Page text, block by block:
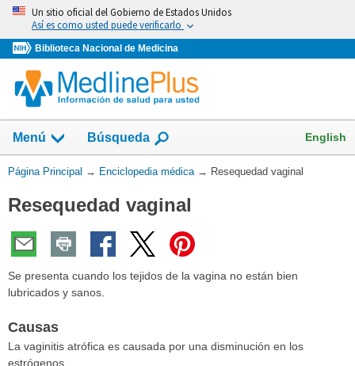
Omita
vaya
al
Contenido
Un sitio oficial del Gobierno de Estados Unidos
Así es como usted puede verificarlo
Biblioteca Nacional de Medicina
Menú Búsqueda English
Usted
aquí:
Página Principal → Enciclopedia médica → Resequedad vaginal
Resequedad vaginal
Se presenta cuando los tejidos de la vagina no están bien
lubricados y sanos.
Causas
La vaginitis atrófica es causada por una disminución en los
estrógenos.